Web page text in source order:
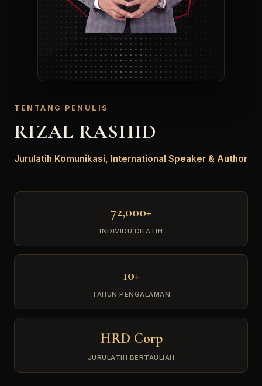
TENTANG PENULIS
RIZAL RASHID
Jurulatih Komunikasi, International Speaker & Author
72,000+
INDIVIDU DILATIH
10+
TAHUN PENGALAMAN
HRD Corp
JURULATIH BERTAULIAH